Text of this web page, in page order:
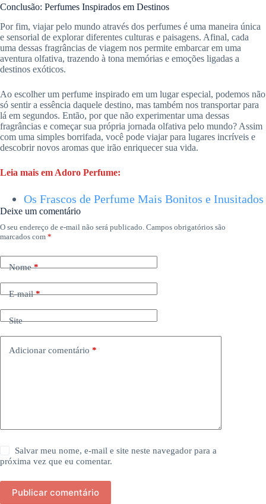
Conclusão: Perfumes Inspirados em Destinos
Por fim, viajar pelo mundo através dos perfumes é uma maneira única
e sensorial de explorar diferentes culturas e paisagens. Afinal, cada
uma dessas fragrâncias de viagem nos permite embarcar em uma
aventura olfativa, trazendo à tona memórias e emoções ligadas a
destinos exóticos.
Ao escolher um perfume inspirado em um lugar especial, podemos não
só sentir a essência daquele destino, mas também nos transportar para
lá em segundos. Então, por que não experimentar uma dessas
fragrâncias e começar sua própria jornada olfativa pelo mundo? Assim
com uma simples borrifada, você pode viajar para lugares incríveis e
descobrir novos aromas que irão enriquecer sua vida.
Leia mais em Adoro Perfume:
Os Frascos de Perfume Mais Bonitos e Inusitados
Deixe um comentário
O seu endereço de e-mail não será publicado. Campos obrigatórios são
marcados com *
Nome*
E-mail*
Site
Adicionar comentário *
Salvar meu nome, e-mail e site neste navegador para a
próxima vez que eu comentar.
Publicar comentário